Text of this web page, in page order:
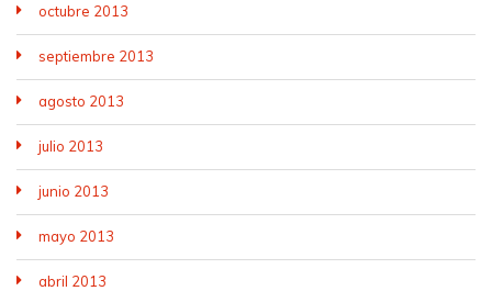
octubre 2013
septiembre 2013
agosto 2013
julio 2013
junio 2013
mayo 2013
abril 2013